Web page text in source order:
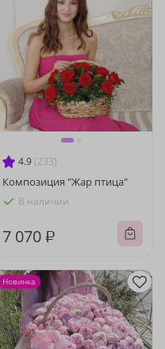
4.9 (233)
Композиция "Жар птица"
В наличии
7 070 ₽
Новинка